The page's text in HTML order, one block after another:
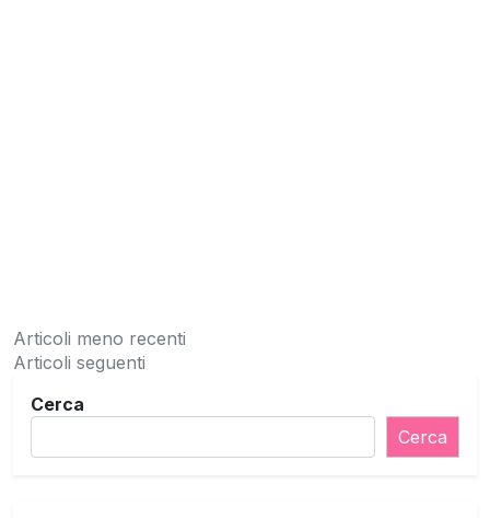
Navigazione
articoli
Articoli meno recenti
Articoli seguenti
Cerca
Cerca